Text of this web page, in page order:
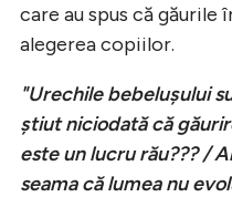
care au spus că
alegerea copiilor.
"Urechile bebelușului
știut niciodată că
este un lucru rău??? /
seama că lumea nu